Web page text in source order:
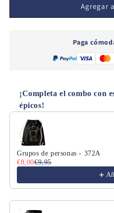
´s
King
´s
307
Agregar
Paga
¡Completa el combo con
épicos!
Use the Previous and Next
Grupos de personas - 372A
€8,00€9,95